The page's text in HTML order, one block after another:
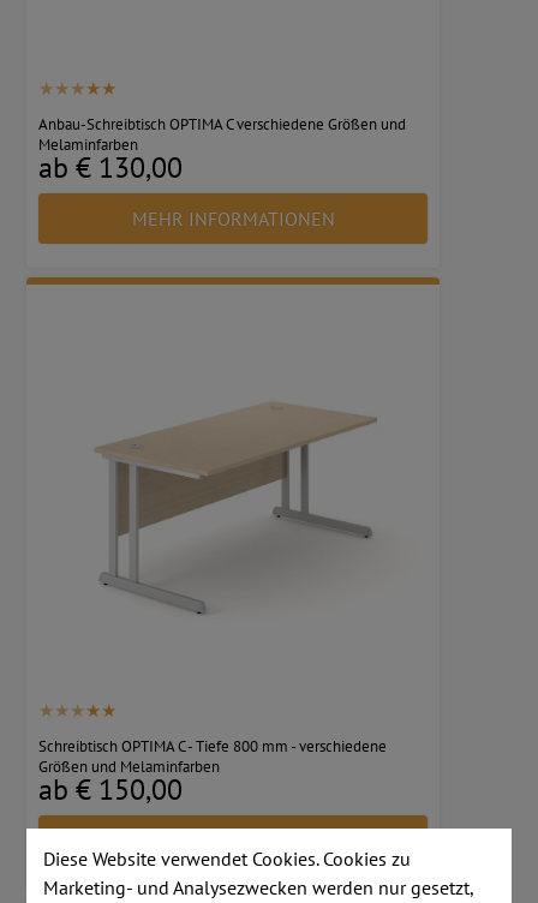
Anbau-Schreibtisch OPTIMA C verschiedene Größen und
Melaminfarben
ab € 130,00
MEHR INFORMATIONEN
Schreibtisch OPTIMA C - Tiefe 800 mm - verschiedene
Größen und Melaminfarben
ab € 150,00
Diese Website verwendet Cookies. Cookies zu
Marketing- und Analysezwecken werden nur gesetzt,